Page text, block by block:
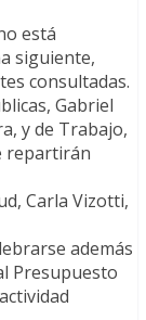
está
siguiente,
consultadas.
Gabriel
y de Trabajo,
repartirán
Carla Vizotti,
además
Presupuesto